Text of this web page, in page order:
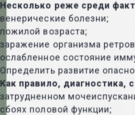
Несколько реже среди
венерические болезни;
пожилой возраста;
заражение организма
ослабленное состояние
Определить развитие
Как правило, диагностика,
затрудненном
сбоях половой функции;